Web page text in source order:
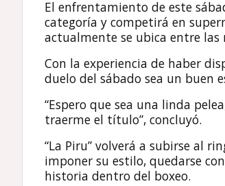
El enfrentamiento de este
categoría y competirá en
actualmente se ubica entre las
Con la experiencia de haber
duelo del sábado sea un buen
“Espero que sea una linda
traerme el título”, concluyó.
“La Piru” volverá a subirse al
imponer su estilo, quedarse
historia dentro del boxeo.